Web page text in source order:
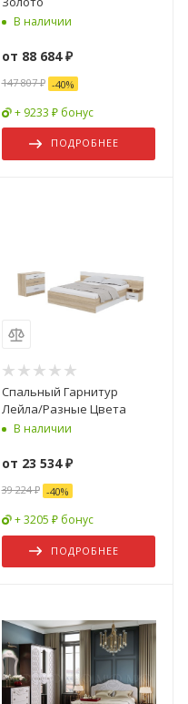
В наличии
от 88 684 ₽
147 807 ₽ -40%
+ 9233 ₽ бонус
ПОДРОБНЕЕ
Спальный Гарнитур
Лейла/Разные Цвета
В наличии
от 23 534 ₽
39 224 ₽ -40%
+ 3205 ₽ бонус
ПОДРОБНЕЕ